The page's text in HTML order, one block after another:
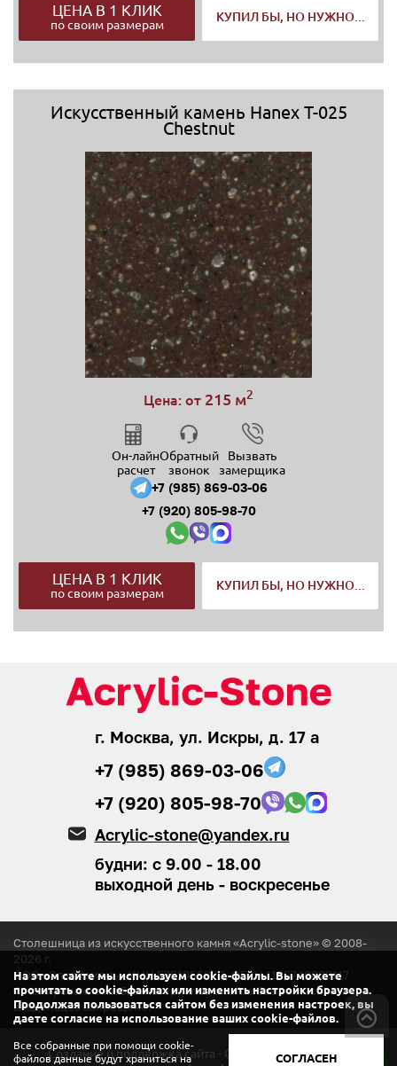
ЦЕНА В 1 КЛИК
по своим размерам
КУПИЛ БЫ, НО НУЖНО...
Искусственный камень Hanex T-025
Chestnut
Цена: от 215 м2
Он-лайн
расчет
Обратный
звонок
Вызвать
замерщика
+7 (985) 869-03-06
+7 (920) 805-98-70
ЦЕНА В 1 КЛИК
по своим размерам
КУПИЛ БЫ, НО НУЖНО...
г. Москва, ул. Искры, д. 17 а
+7 (985) 869-03-06
+7 (920) 805-98-70
Acrylic-stone@yandex.ru
будни: с 9.00 - 18.00
выходной день - воскресенье
Столешница из искусственного камня «Acrylic-stone» © 2008-
2026 г.
ООО «ЭлитКамень»ИНН 5751056920, ОГРН 1155749008117
® Копирование любых материалов с сайтабез согласия
владельцев запрещено.
Создание и поддержка сайта - ООО «Регион центр».
На этом сайте мы используем cookie-файлы. Вы можете
прочитать о cookie-файлах или изменить настройки браузера.
Продолжая пользоваться сайтом без изменения настроек, вы
даете согласие на использование ваших cookie-файлов.
Все собранные при помощи cookie-
файлов данные будут храниться на
СОГЛАСЕН